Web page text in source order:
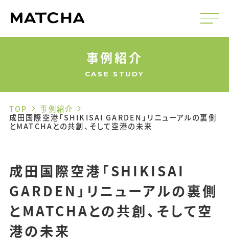
事例紹介
CASE STUDY
TOP
事例紹介
成田国際空港「SHIKISAI GARDEN」リニューアルの裏側
とMATCHAとの共創、そして空港の未来
成田国際空港「SHIKISAI
GARDEN」リニューアルの裏側
とMATCHAとの共創、そして空
港の未来